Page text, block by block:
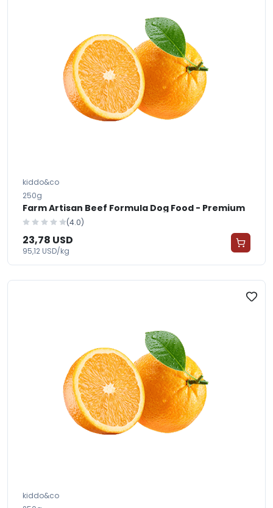
kiddo&co
250g
Farm Artisan Beef Formula Dog Food - Premium
(4.0)
23,78 USD
95,12 USD/kg
kiddo&co